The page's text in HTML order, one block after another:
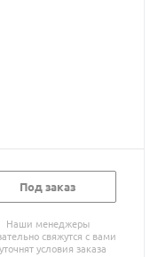
Под заказ
Наши менеджеры
свяжутся с вами
условия заказа